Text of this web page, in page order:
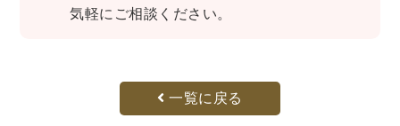
工学書
気軽にご相談ください。
一覧に戻る